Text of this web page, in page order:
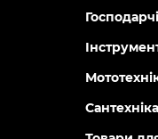
Сантехніка